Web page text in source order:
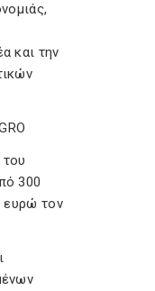
και την
300
ευρώ τον